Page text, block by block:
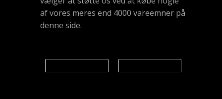
af vores meres end 4000 vareemner på
denne side.